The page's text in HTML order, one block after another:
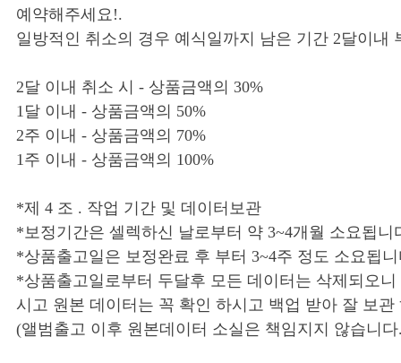
예약해주세요!.
일방적인 취소의 경우 예식일까지 남은 기간 2달이내
2달 이내 취소 시 - 상품금액의 30%
1달 이내 - 상품금액의 50%
2주 이내 - 상품금액의 70%
1주 이내 - 상품금액의 100%
*제 4 조 . 작업 기간 및 데이터보관
*보정기간은 셀렉하신 날로부터 약 3~4개월 소요됩니
*상품출고일은 보정완료 후 부터 3~4주 정도 소요됩
*상품출고일로부터 두달후 모든 데이터는 삭제되오
시고 원본 데이터는 꼭 확인 하시고 백업 받아 잘 보관
(앨범출고 이후 원본데이터 소실은 책임지지 않습니